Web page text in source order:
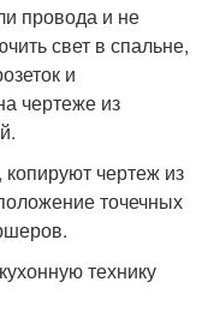
провода и не
свет в спальне,
и
чертеже из
чертеж из
точечных
технику